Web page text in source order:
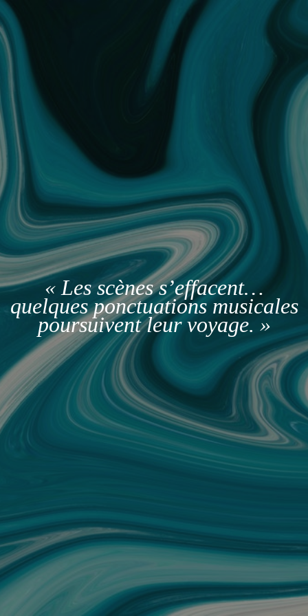
« Les scènes s’effacent…
quelques ponctuations musicales
poursuivent leur voyage. »